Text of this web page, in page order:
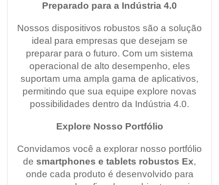
Preparado para a Indústria 4.0
Nossos dispositivos robustos são a solução
ideal para empresas que desejam se
preparar para o futuro. Com um sistema
operacional de alto desempenho, eles
suportam uma ampla gama de aplicativos,
permitindo que sua equipe explore novas
possibilidades dentro da Indústria 4.0.
Explore Nosso Portfólio
Convidamos você a explorar nosso portfólio
de smartphones e tablets robustos Ex,
onde cada produto é desenvolvido para